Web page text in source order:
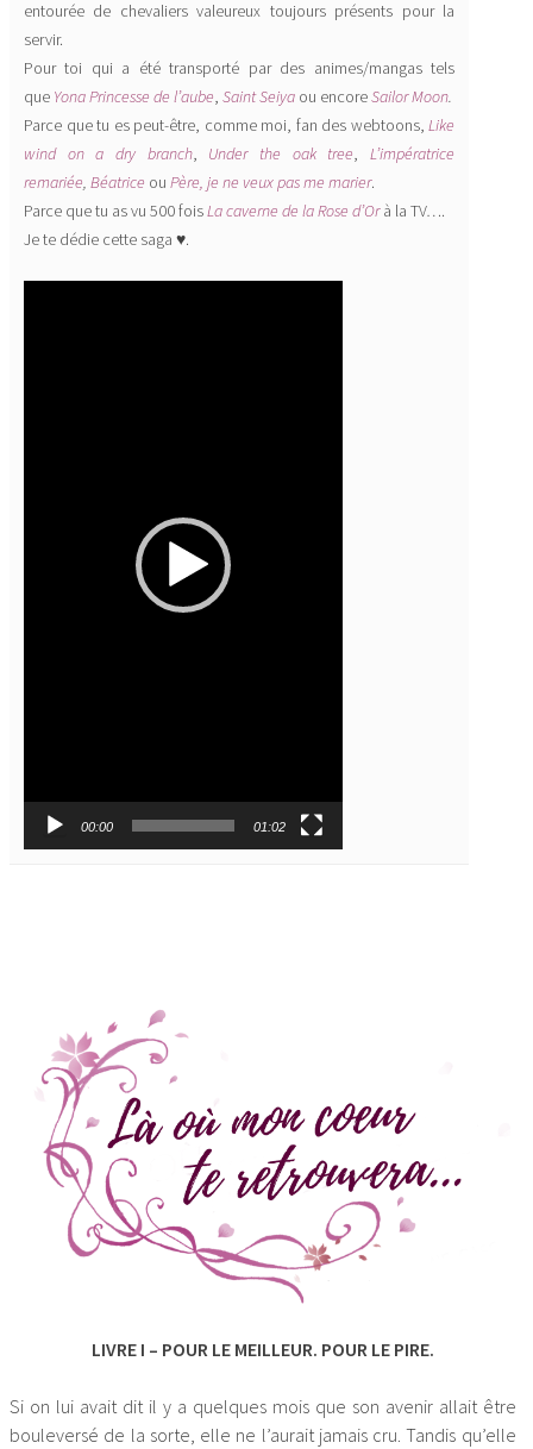
entourée de chevaliers valeureux toujours présents pour la
servir.
Pour toi qui a été transporté par des animes/mangas tels
que Yona Princesse de l’aube, Saint Seiya ou encoreSailor Moon.
Parce que tu es peut-être, comme moi, fan des webtoons, Like
wind on a dry branch, Under the oak tree,L’impératrice
remariée, Béatrice ou Père, je ne veux pas me marier.
Parce que tu as vu 500 foisLa caverne de la Rose d’Orà la TV….
Je te dédie cette saga ♥.
00:00 01:02
LIVRE I – POUR LE MEILLEUR. POUR LE PIRE.
Si on lui avait dit il y a quelques mois que son avenir allait être
bouleversé de la sorte, elle ne l’aurait jamais cru. Tandis qu’elle